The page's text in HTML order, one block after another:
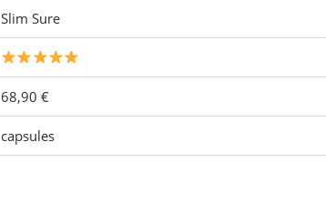
Slim Sure
68,90 €
capsules